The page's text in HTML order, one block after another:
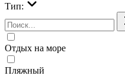
Тип:
Отдых на море
Пляжный